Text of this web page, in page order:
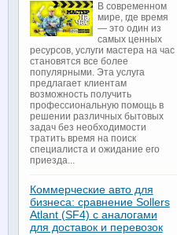
В современном
мире, где время
— это один из
самых ценных
ресурсов, услуги мастера на час
становятся все более
популярными. Эта услуга
предлагает клиентам
возможность получить
профессиональную помощь в
решении различных бытовых
задач без необходимости
тратить время на поиск
специалиста и ожидание его
приезда...
Коммерческие авто для
бизнеса: сравнение Sollers
Atlant (SF4) с аналогами
для доставок и перевозок